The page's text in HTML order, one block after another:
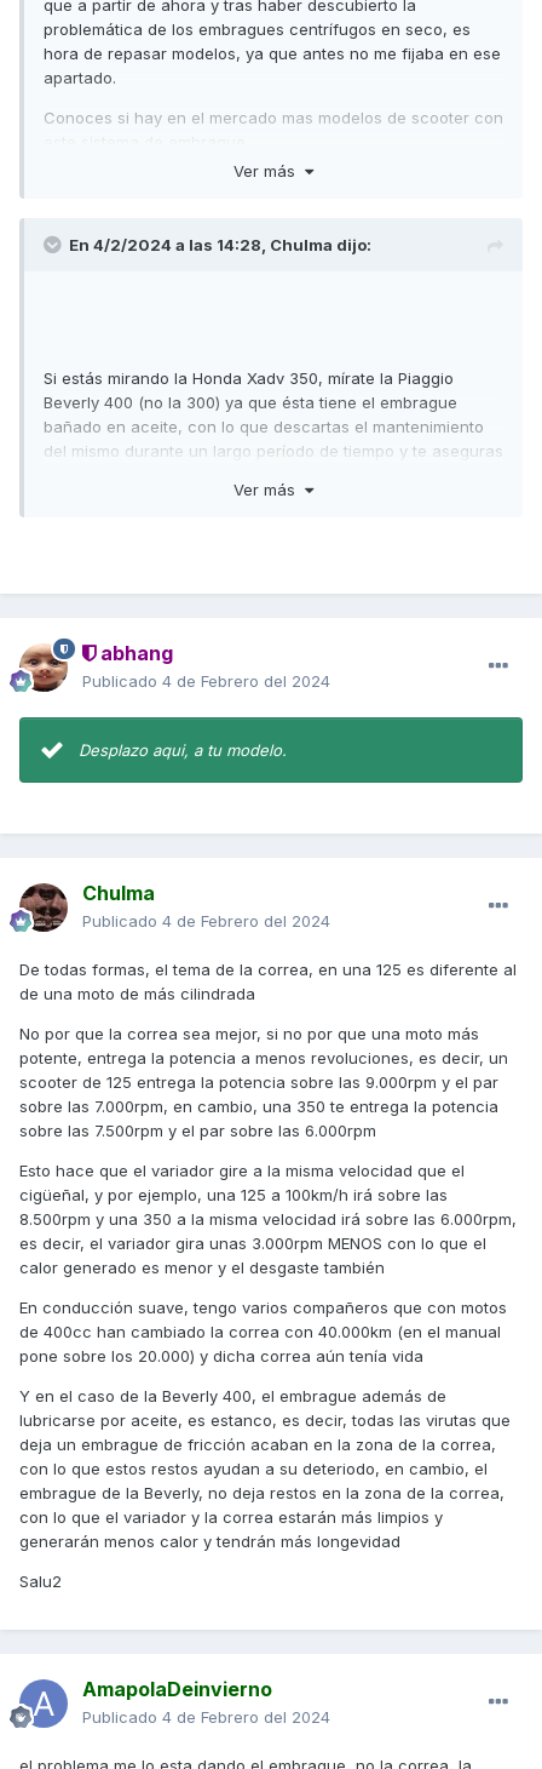
que a partir de ahora y tras haber descubierto la
problemática de los embragues centrífugos en seco, es
hora de repasar modelos, ya que antes no me fijaba en ese
apartado.
Conoces si hay en el mercado mas modelos de scooter con
Ver más
En 4/2/2024 a las 14:28, Chulma dijo:
Si estás mirando la Honda Xadv 350, mírate la Piaggio
Beverly 400 (no la 300) ya que ésta tiene el embrague
bañado en aceite, con lo que descartas el mantenimiento
del mismo durante un largo período de tiempo y te aseguras
40.000km, durante todos esos km funcionará igual
Ver más
abhang
Publicado 4 de Febrero del 2024
Desplazo aqui, a tu modelo.
Chulma
Publicado 4 de Febrero del 2024
De todas formas, el tema de la correa, en una 125 es diferente al
de una moto de más cilindrada
No por que la correa sea mejor, si no por que una moto más
potente, entrega la potencia a menos revoluciones, es decir, un
scooter de 125 entrega la potencia sobre las 9.000rpm y el par
sobre las 7.000rpm, en cambio, una 350 te entrega la potencia
sobre las 7.500rpm y el par sobre las 6.000rpm
Esto hace que el variador gire a la misma velocidad que el
cigüeñal, y por ejemplo, una 125 a 100km/h irá sobre las
8.500rpm y una 350 a la misma velocidad irá sobre las 6.000rpm,
es decir, el variador gira unas 3.000rpm MENOS con lo que el
calor generado es menor y el desgaste también
En conducción suave, tengo varios compañeros que con motos
de 400cc han cambiado la correa con 40.000km (en el manual
pone sobre los 20.000) y dicha correa aún tenía vida
Y en el caso de la Beverly 400, el embrague además de
lubricarse por aceite, es estanco, es decir, todas las virutas que
deja un embrague de fricción acaban en la zona de la correa,
con lo que estos restos ayudan a su deteriodo, en cambio, el
embrague de la Beverly, no deja restos en la zona de la correa,
con lo que el variador y la correa estarán más limpios y
generarán menos calor y tendrán más longevidad
Salu2
AmapolaDeinvierno
Publicado 4 de Febrero del 2024
el problema me lo esta dando el embrague, no la correa, la